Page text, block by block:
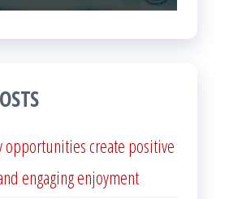
create positive
engaging enjoyment